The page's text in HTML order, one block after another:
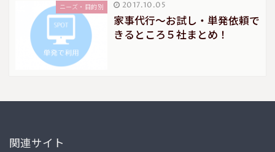
ニーズ・目的別 2017.10.05
家事代行～お試し・単発依頼で
きるところ５社まとめ！
関連サイト